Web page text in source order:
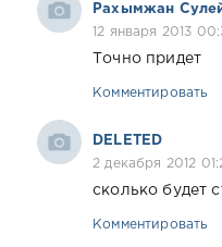
Рахымжан
12 января 2013
Точно придет
Комментировать
DELETED
2 декабря 2012
сколько будет
Комментировать